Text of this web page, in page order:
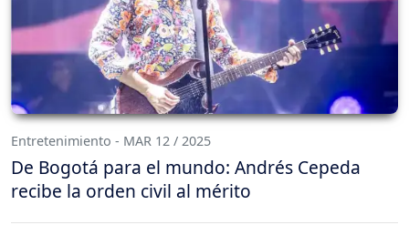
Entretenimiento - MAR 12 / 2025
De Bogotá para el mundo: Andrés Cepeda
recibe la orden civil al mérito